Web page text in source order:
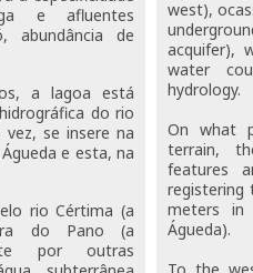
e afluentes
abundância de
a lagoa está
do rio
se insere na
e esta, na
rio Cértima (a
do Pano (a
por outras
west),
acquifer),
water
hydrology.
On what
terrain,
features
registering
meters in
Águeda).